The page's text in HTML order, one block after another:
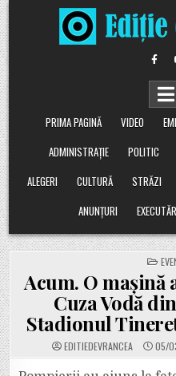
Skip
to
content
PRIMA PAGINĂ
VIDEO
ADMINISTRAȚIE
POLITIC
ALEGERI
CULTURĂ STRĂZI
ANUNȚURI
IN
Acum. O mașină
Cuza Vodă
Stadionul
EDITIEDEVRANCEA 05/